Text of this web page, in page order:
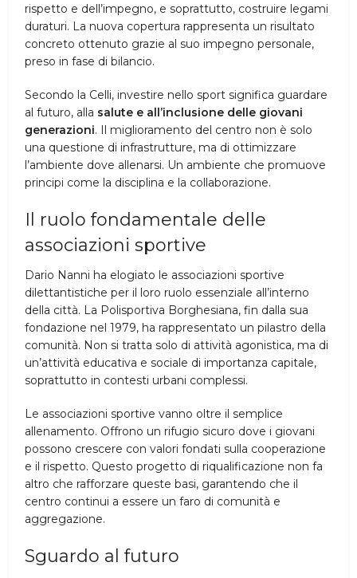
rispetto e dell’impegno, e soprattutto, costruire legami
duraturi. La nuova copertura rappresenta un risultato
concreto ottenuto grazie al suo impegno personale,
preso in fase di bilancio.
Secondo la Celli, investire nello sport significa guardare
al futuro, alla salute e all’inclusione delle giovani
generazioni. Il miglioramento del centro non è solo
una questione di infrastrutture, ma di ottimizzare
l’ambiente dove allenarsi. Un ambiente che promuove
principi come la disciplina e la collaborazione.
Il ruolo fondamentale delle
associazioni sportive
Dario Nanni ha elogiato le associazioni sportive
dilettantistiche per il loro ruolo essenziale all’interno
della città. La Polisportiva Borghesiana, fin dalla sua
fondazione nel 1979, ha rappresentato un pilastro della
comunità. Non si tratta solo di attività agonistica, ma di
un’attività educativa e sociale di importanza capitale,
soprattutto in contesti urbani complessi.
Le associazioni sportive vanno oltre il semplice
allenamento. Offrono un rifugio sicuro dove i giovani
possono crescere con valori fondati sulla cooperazione
e il rispetto. Questo progetto di riqualificazione non fa
altro che rafforzare queste basi, garantendo che il
centro continui a essere un faro di comunità e
aggregazione.
Sguardo al futuro